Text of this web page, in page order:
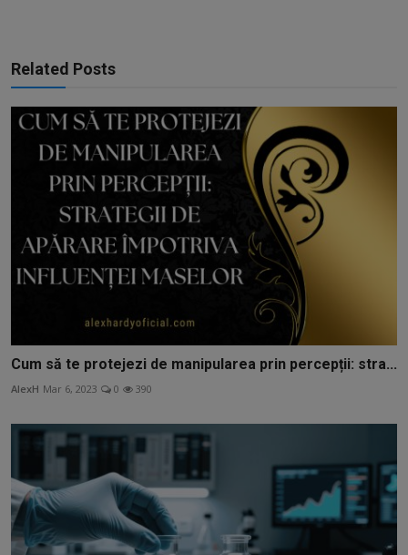
Related Posts
Cum să te protejezi de manipularea prin percepții: stra...
AlexH Mar 6, 2023 0 390